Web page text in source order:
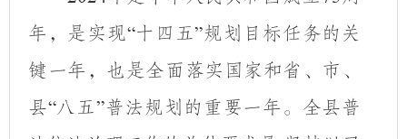
年，是实现“十四五”规划目标任务的关
键一年，也是全面落实国家和省、市、
县“八五”普法规划的重要一年。全县普